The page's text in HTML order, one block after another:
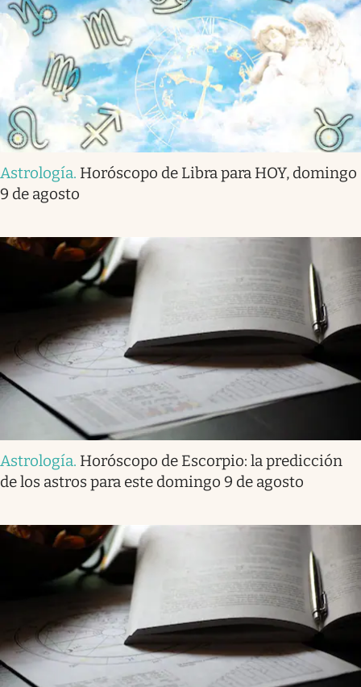
Astrología. Horóscopo de Libra para HOY, domingo
9 de agosto
Astrología. Horóscopo de Escorpio: la predicción
de los astros para este domingo 9 de agosto